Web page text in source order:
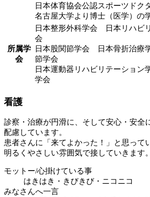
日本体育協会公認スポーツドク
名古屋大学より博士（医学）の
所属学
会
日本整形外科学会 日本リハビ
会
日本股関節学会 日本骨折治療
節学会
日本運動器リハビリテーショ
学会
看護
診察・治療が円滑に、そして安心・安全
配慮しています。
患者さんに「来てよかった！」と思って
明るくやさしい雰囲気で接していきます。
モットー/心掛けている事
はきはき・きびきび・ニコニコ
みなさんへ一言